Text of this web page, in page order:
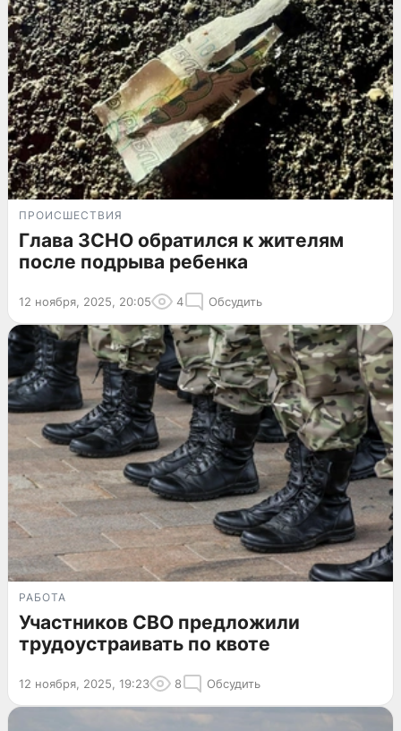
ПРОИСШЕСТВИЯ
Глава ЗСНО обратился к жителям
после подрыва ребенка
12 ноября, 2025, 20:05 4 Обсудить
РАБОТА
Участников СВО предложили
трудоустраивать по квоте
12 ноября, 2025, 19:23 8 Обсудить